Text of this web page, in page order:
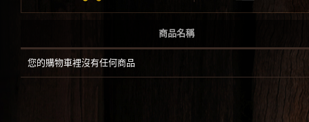
商品名稱
您的購物車裡沒有任何商品